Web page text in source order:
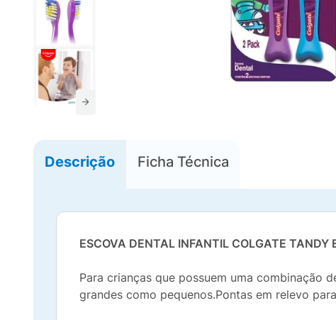
Descrição Ficha Técnica
ESCOVA DENTAL INFANTIL COLGATE TANDY
Para crianças que possuem uma combinação
grandes como pequenos.Pontas em relevo